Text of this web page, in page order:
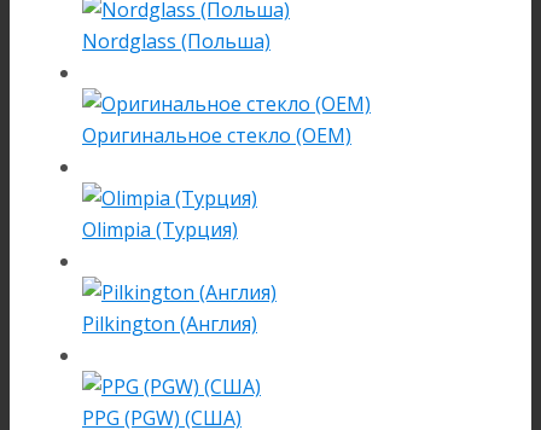
Nordglass (Польша)
Оригинальное стекло (OEM)
Olimpia (Турция)
Pilkington (Англия)
PPG (PGW) (США)